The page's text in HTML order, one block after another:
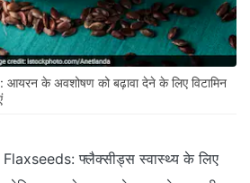
के अवशोषण को बढ़ावा देने के लिए विटामिन
फ्लैक्सीड्स स्वास्थ्य के लिए